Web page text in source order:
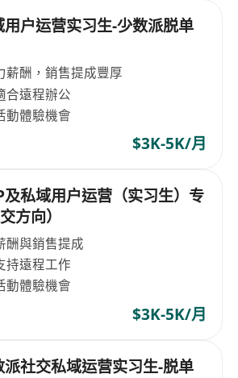
户运营实习生-少数派脱单
薪酬，銷售提成豐厚
合遠程辦公
動體驗機會
$3K-5K/月
私域用户运营（实习生）专
方向）
酬與銷售提成
持遠程工作
動體驗機會
$3K-5K/月
社交私域运营实习生-脱单